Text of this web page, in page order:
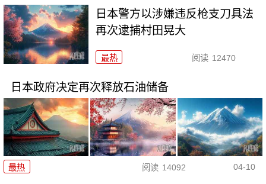
日本警方以涉嫌违反枪支刀具法
再次逮捕村田晃大
最热 阅读 12470
日本政府决定再次释放石油储备
最热 阅读 14092 04-10